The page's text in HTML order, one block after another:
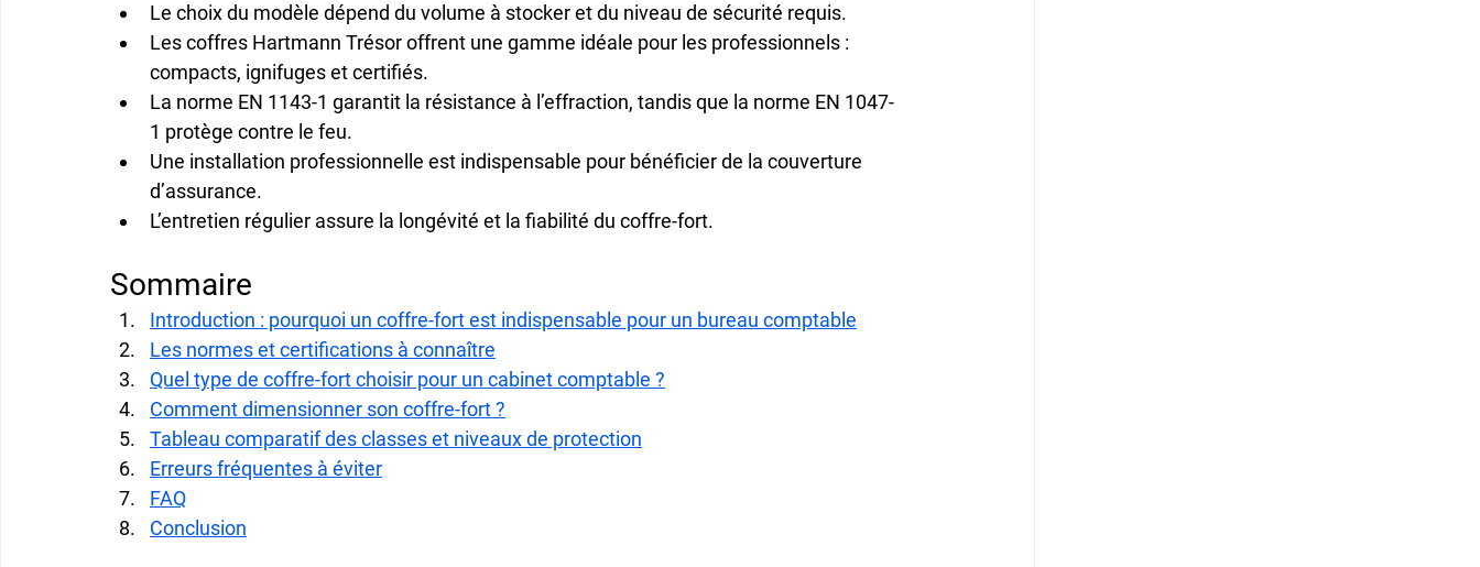
Le choix du modèle dépend du volume à stocker et du niveau de sécurité requis.
Les coffres Hartmann Trésor offrent une gamme idéale pour les professionnels :
compacts, ignifuges et certifiés.
La norme EN 1143-1 garantit la résistance à l’effraction, tandis que la norme EN 1047-
1 protège contre le feu.
Une installation professionnelle est indispensable pour bénéficier de la couverture
d’assurance.
L’entretien régulier assure la longévité et la fiabilité du coffre-fort.
Sommaire
Introduction : pourquoi un coffre-fort est indispensable pour un bureau comptable
Les normes et certifications à connaître
Quel type de coffre-fort choisir pour un cabinet comptable ?
Comment dimensionner son coffre-fort ?
Tableau comparatif des classes et niveaux de protection
Erreurs fréquentes à éviter
FAQ
Conclusion